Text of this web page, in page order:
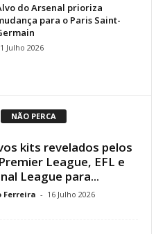
do Arsenal prioriza
para o Paris Saint-
Julho 2026
NÃO PERCA
kits revelados pelos
League, EFL e
League para...
Ferreira - 16 Julho 2026